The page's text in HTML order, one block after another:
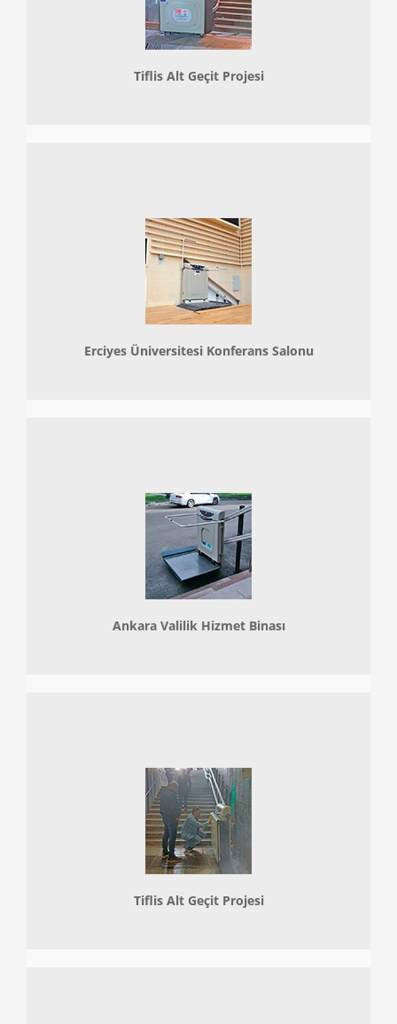
Tiflis Alt Geçit Projesi
Erciyes Üniversitesi Konferans Salonu
Ankara Valilik Hizmet Binası
Tiflis Alt Geçit Projesi